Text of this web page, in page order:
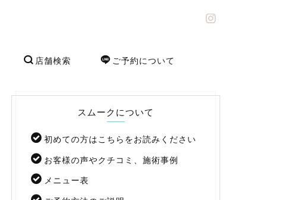
店舗検索 ご予約について
スムークについて
初めての方はこちらをお読みください
お客様の声やクチコミ、施術事例
メニュー表